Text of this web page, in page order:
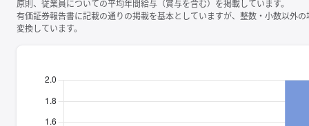
原則、従業員についての平均年間給与（賞与を含む）を掲載しています。
有価証券報告書に記載の通りの掲載を基本としていますが、整数・小数以外
変換しています。